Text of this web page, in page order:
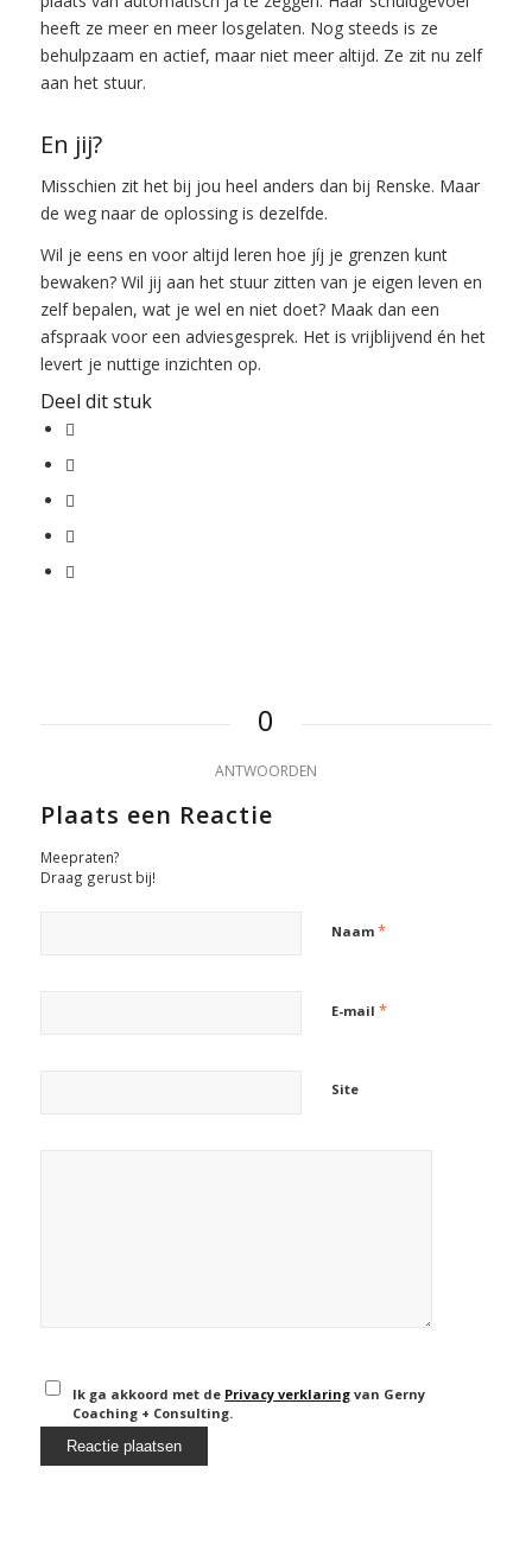
heeft ze meer en meer losgelaten. Nog steeds is ze
behulpzaam en actief, maar niet meer altijd. Ze zit nu zelf
aan het stuur.
En jij?
Misschien zit het bij jou heel anders dan bij Renske. Maar
de weg naar de oplossing is dezelfde.
Wil je eens en voor altijd leren hoe jíj je grenzen kunt
bewaken? Wil jij aan het stuur zitten van je eigen leven en
zelf bepalen, wat je wel en niet doet? Maak dan een
afspraak voor een adviesgesprek. Het is vrijblijvend én het
levert je nuttige inzichten op.
Deel dit stuk
0
ANTWOORDEN
Plaats een Reactie
Meepraten?
Draag gerust bij!
Naam *
E-mail *
Site
Ik ga akkoord met de Privacy verklaring van Gerny
Coaching + Consulting.